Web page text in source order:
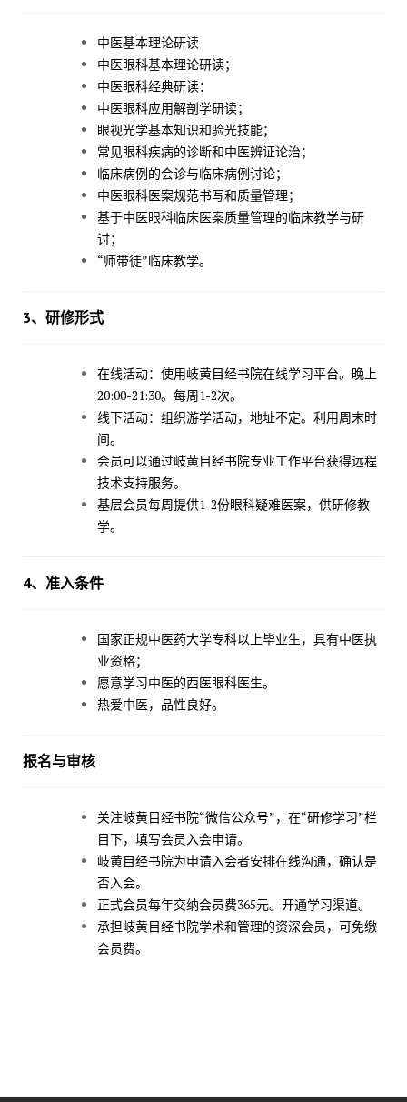
中医基本理论研读
中医眼科基本理论研读；
中医眼科经典研读：
中医眼科应用解剖学研读；
眼视光学基本知识和验光技能；
常见眼科疾病的诊断和中医辨证论治；
临床病例的会诊与临床病例讨论；
中医眼科医案规范书写和质量管理；
基于中医眼科临床医案质量管理的临床教学与研
讨；
“师带徒”临床教学。
3、 研修形式
在线活动：使用岐黄目经书院在线学习平台。晚上
20:00-21:30。每周1-2次。
线下活动：组织游学活动，地址不定。利用周末时
间。
会员可以通过岐黄目经书院专业工作平台获得远程
技术支持服务。
基层会员每周提供1-2份眼科疑难医案，供研修教
学。
4、 准入条件
国家正规中医药大学专科以上毕业生，具有中医执
业资格；
愿意学习中医的西医眼科医生。
热爱中医，品性良好。
报名与审核
关注岐黄目经书院“微信公众号”，在“研修学习”栏
目下，填写会员入会申请。
岐黄目经书院为申请入会者安排在线沟通，确认是
否入会。
正式会员每年交纳会员费365元。开通学习渠道。
承担岐黄目经书院学术和管理的资深会员，可免缴
会员费。